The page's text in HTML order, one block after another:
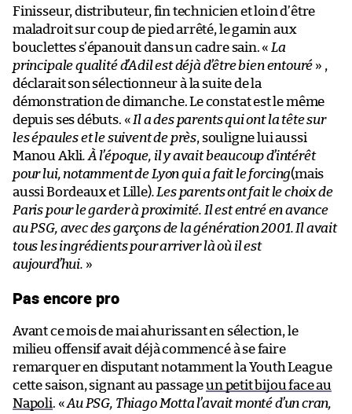
Finisseur, distributeur, fin technicien et loin d’être
maladroit sur coup de pied arrêté, le gamin aux
bouclettes s’épanouit dans un cadre sain. « La
principale qualité d’Adil est déjà d’être bien entouré » ,
déclarait son sélectionneur à la suite de la
démonstration de dimanche. Le constat est le même
depuis ses débuts. « Il a des parents qui ont la tête sur
les épaules et le suivent de près, souligne lui aussi
Manou Akli. À l’époque, il y avait beaucoup d’intérêt
pour lui, notamment de Lyon qui a fait le forcing(mais
aussi Bordeaux et Lille). Les parents ont fait le choix de
Paris pour le garder à proximité. Il est entré en avance
au PSG, avec des garçons de la génération 2001. Il avait
tous les ingrédients pour arriver là où il est
aujourd’hui. »
Pas encore pro
Avant ce mois de mai ahurissant en sélection, le
milieu offensif avait déjà commencé à se faire
remarquer en disputant notamment la Youth League
cette saison, signant au passageun petit bijou face au
Napoli. «Au PSG, Thiago Motta l’avait monté d’un cran,